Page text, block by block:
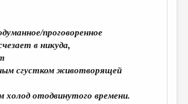
проговоренное
в никуда,
сгустком животворящей
холод отодвинутого времени.